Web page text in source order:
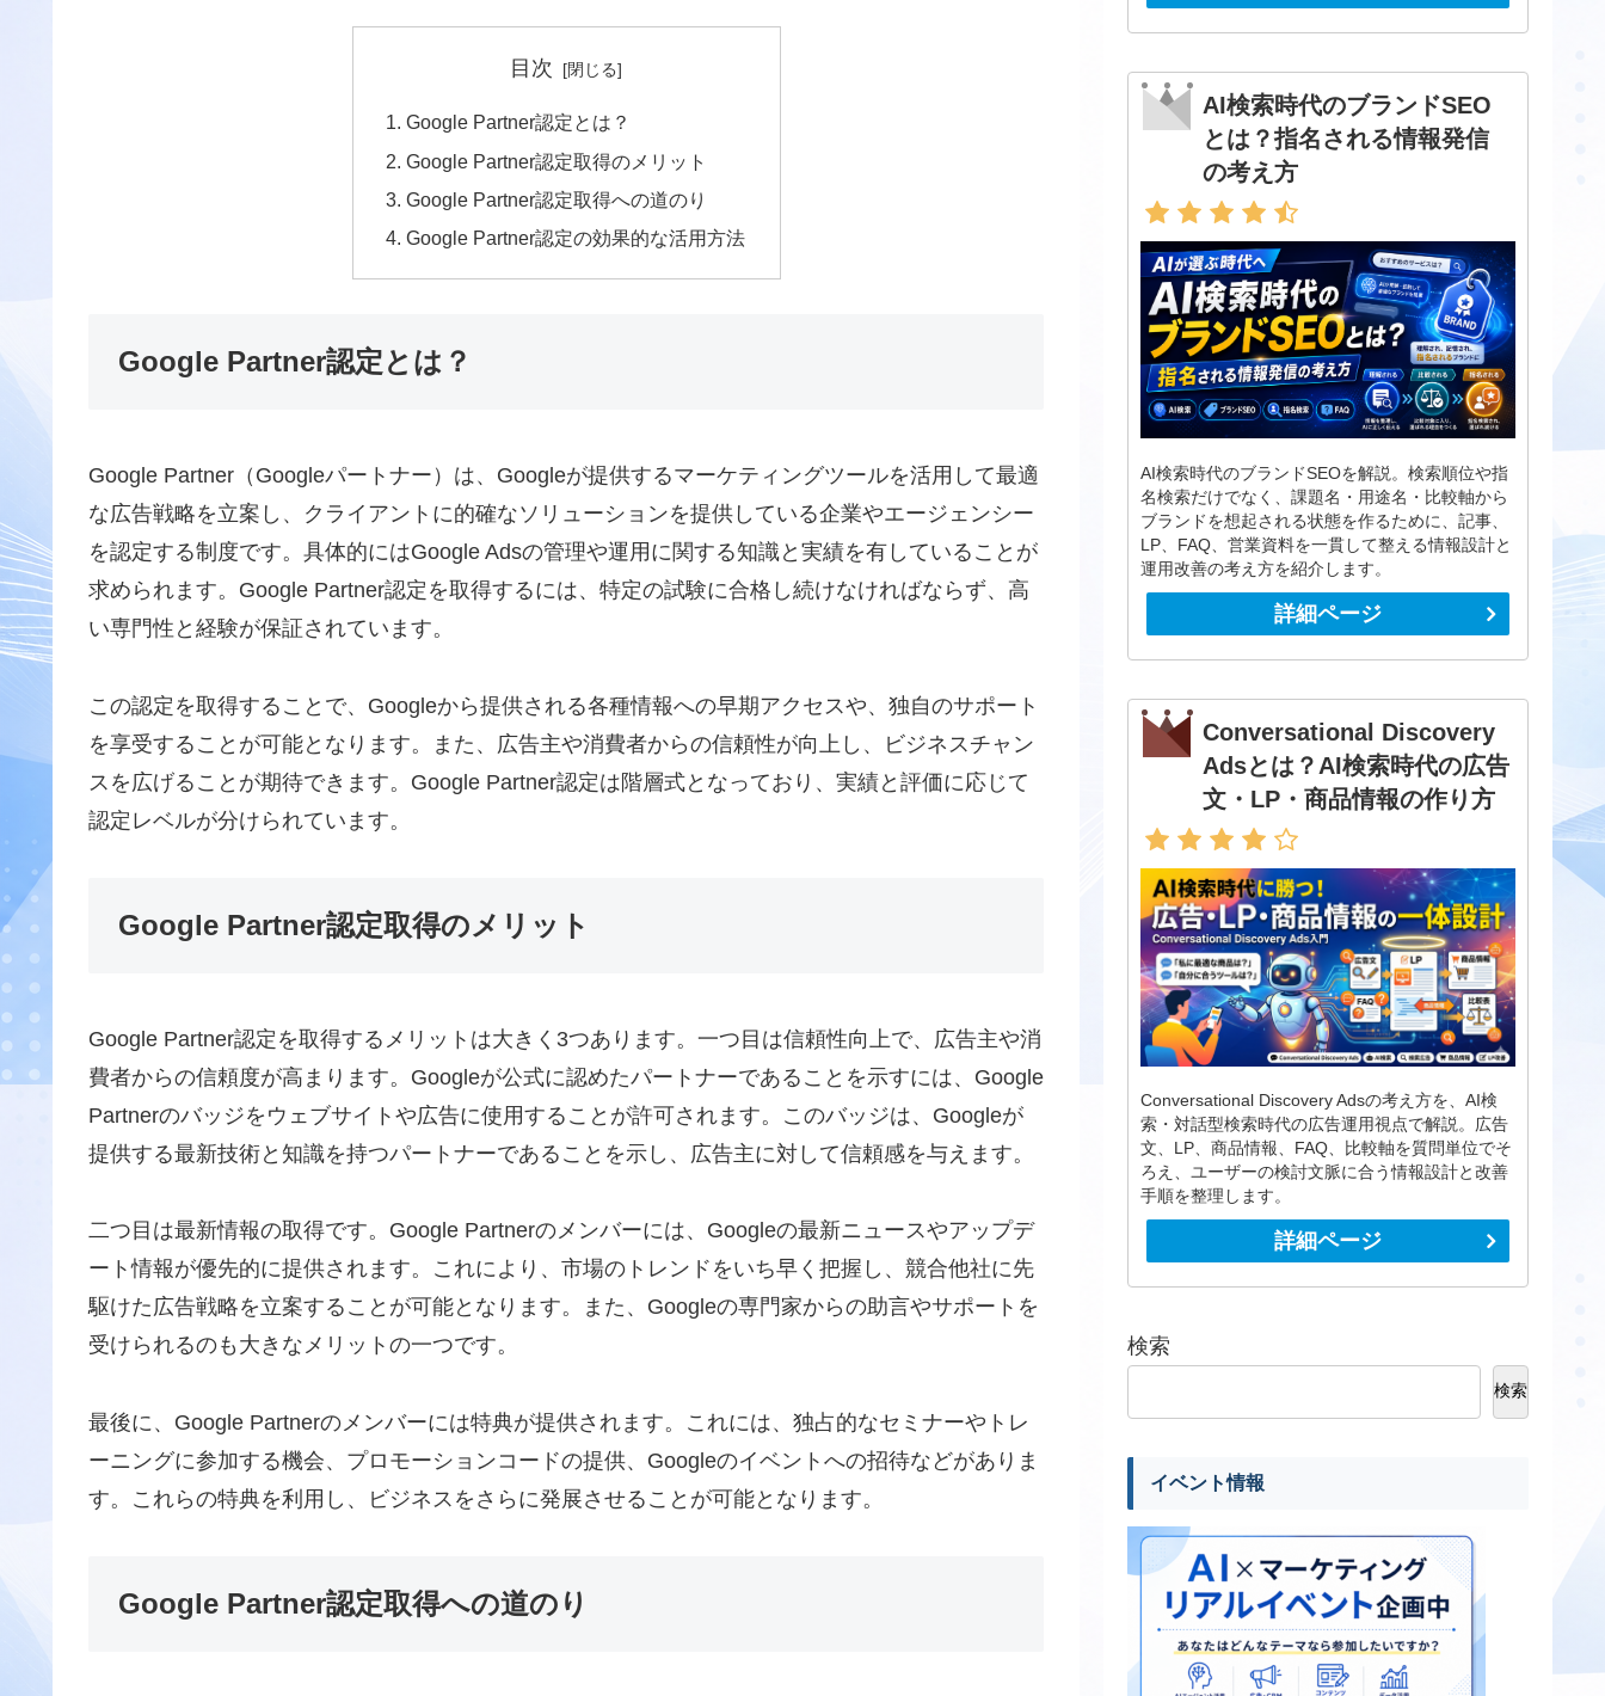
目次
Google Partner認定とは？
Google Partner認定取得のメリット
Google Partner認定取得への道のり
Google Partner認定の効果的な活用方法
Google Partner認定とは？
Google Partner（Googleパートナー）は、Googleが提供するマーケティングツールを活用して最適
な広告戦略を立案し、クライアントに的確なソリューションを提供している企業やエージェンシー
を認定する制度です。具体的にはGoogle Adsの管理や運用に関する知識と実績を有していることが
求められます。Google Partner認定を取得するには、特定の試験に合格し続けなければならず、高
い専門性と経験が保証されています。
この認定を取得することで、Googleから提供される各種情報への早期アクセスや、独自のサポート
を享受することが可能となります。また、広告主や消費者からの信頼性が向上し、ビジネスチャン
スを広げることが期待できます。Google Partner認定は階層式となっており、実績と評価に応じて
認定レベルが分けられています。
Google Partner認定取得のメリット
Google Partner認定を取得するメリットは大きく3つあります。一つ目は信頼性向上で、広告主や消
費者からの信頼度が高まります。Googleが公式に認めたパートナーであることを示すには、Google
Partnerのバッジをウェブサイトや広告に使用することが許可されます。このバッジは、Googleが
提供する最新技術と知識を持つパートナーであることを示し、広告主に対して信頼感を与えます。
二つ目は最新情報の取得です。Google Partnerのメンバーには、Googleの最新ニュースやアップデ
ート情報が優先的に提供されます。これにより、市場のトレンドをいち早く把握し、競合他社に先
駆けた広告戦略を立案することが可能となります。また、Googleの専門家からの助言やサポートを
受けられるのも大きなメリットの一つです。
最後に、Google Partnerのメンバーには特典が提供されます。これには、独占的なセミナーやトレ
ーニングに参加する機会、プロモーションコードの提供、Googleのイベントへの招待などがありま
す。これらの特典を利用し、ビジネスをさらに発展させることが可能となります。
Google Partner認定取得への道のり
AI検索時代のブランドSEO
とは？指名される情報発信
の考え方
AI検索時代のブランドSEOを解説。検索順位や指
名検索だけでなく、課題名・用途名・比較軸から
ブランドを想起される状態を作るために、記事、
LP、FAQ、営業資料を一貫して整える情報設計と
運用改善の考え方を紹介します。
詳細ページ
Conversational Discovery
Adsとは？AI検索時代の広告
文・LP・商品情報の作り方
Conversational Discovery Adsの考え方を、AI検
索・対話型検索時代の広告運用視点で解説。広告
文、LP、商品情報、FAQ、比較軸を質問単位でそ
ろえ、ユーザーの検討文脈に合う情報設計と改善
手順を整理します。
詳細ページ
検索
検索
イベント情報